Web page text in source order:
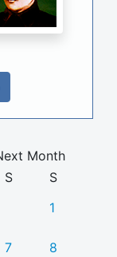
S
S
1
7 8